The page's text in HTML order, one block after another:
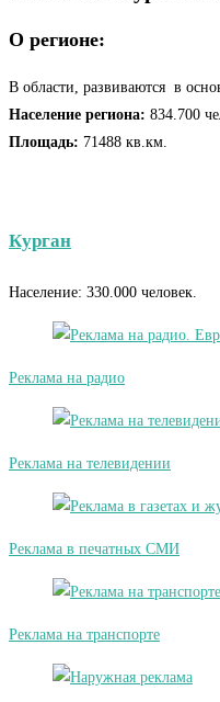
О регионе:
В области, развиваются в
Население региона: 834.700
Площадь: 71488 кв.км.
Курган
Население: 330.000 человек.
Реклама на радио
Реклама на телевидении
Реклама в печатных СМИ
Реклама на транспорте